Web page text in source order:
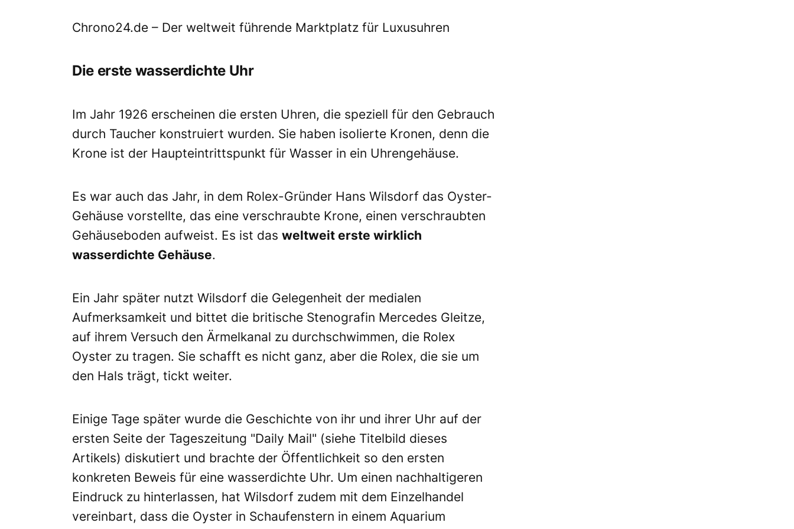
Chrono24.de – Der weltweit führende Marktplatz für Luxusuhren
Die erste wasserdichteUhr
Im Jahr 1926 erscheinen die ersten Uhren, die speziell für den Gebrauch
durch Taucher konstruiert wurden. Sie haben isolierte Kronen, denn die
Krone ist der Haupteintrittspunkt für Wasser in ein Uhrengehäuse.
Es war auch das Jahr, in dem Rolex-Gründer Hans Wilsdorf das Oyster-
Gehäuse vorstellte, das eine verschraubte Krone, einen verschraubten
Gehäuseboden aufweist. Es ist das weltweit erste wirklich
wasserdichte Gehäuse.
Ein Jahr später nutzt Wilsdorf die Gelegenheit der medialen
Aufmerksamkeit und bittet die britische Stenografin Mercedes Gleitze,
auf ihrem Versuch den Ärmelkanal zu durchschwimmen, die Rolex
Oyster zu tragen. Sie schafft es nicht ganz, aber die Rolex, die sie um
den Hals trägt, tickt weiter.
Einige Tage später wurde die Geschichte von ihr und ihrer Uhr auf der
ersten Seite der Tageszeitung "Daily Mail" (siehe Titelbild dieses
Artikels) diskutiert und brachte der Öffentlichkeit so den ersten
konkreten Beweis für eine wasserdichte Uhr. Um einen nachhaltigeren
Eindruck zu hinterlassen, hat Wilsdorf zudem mit dem Einzelhandel
vereinbart, dass die Oyster in Schaufenstern in einem Aquarium